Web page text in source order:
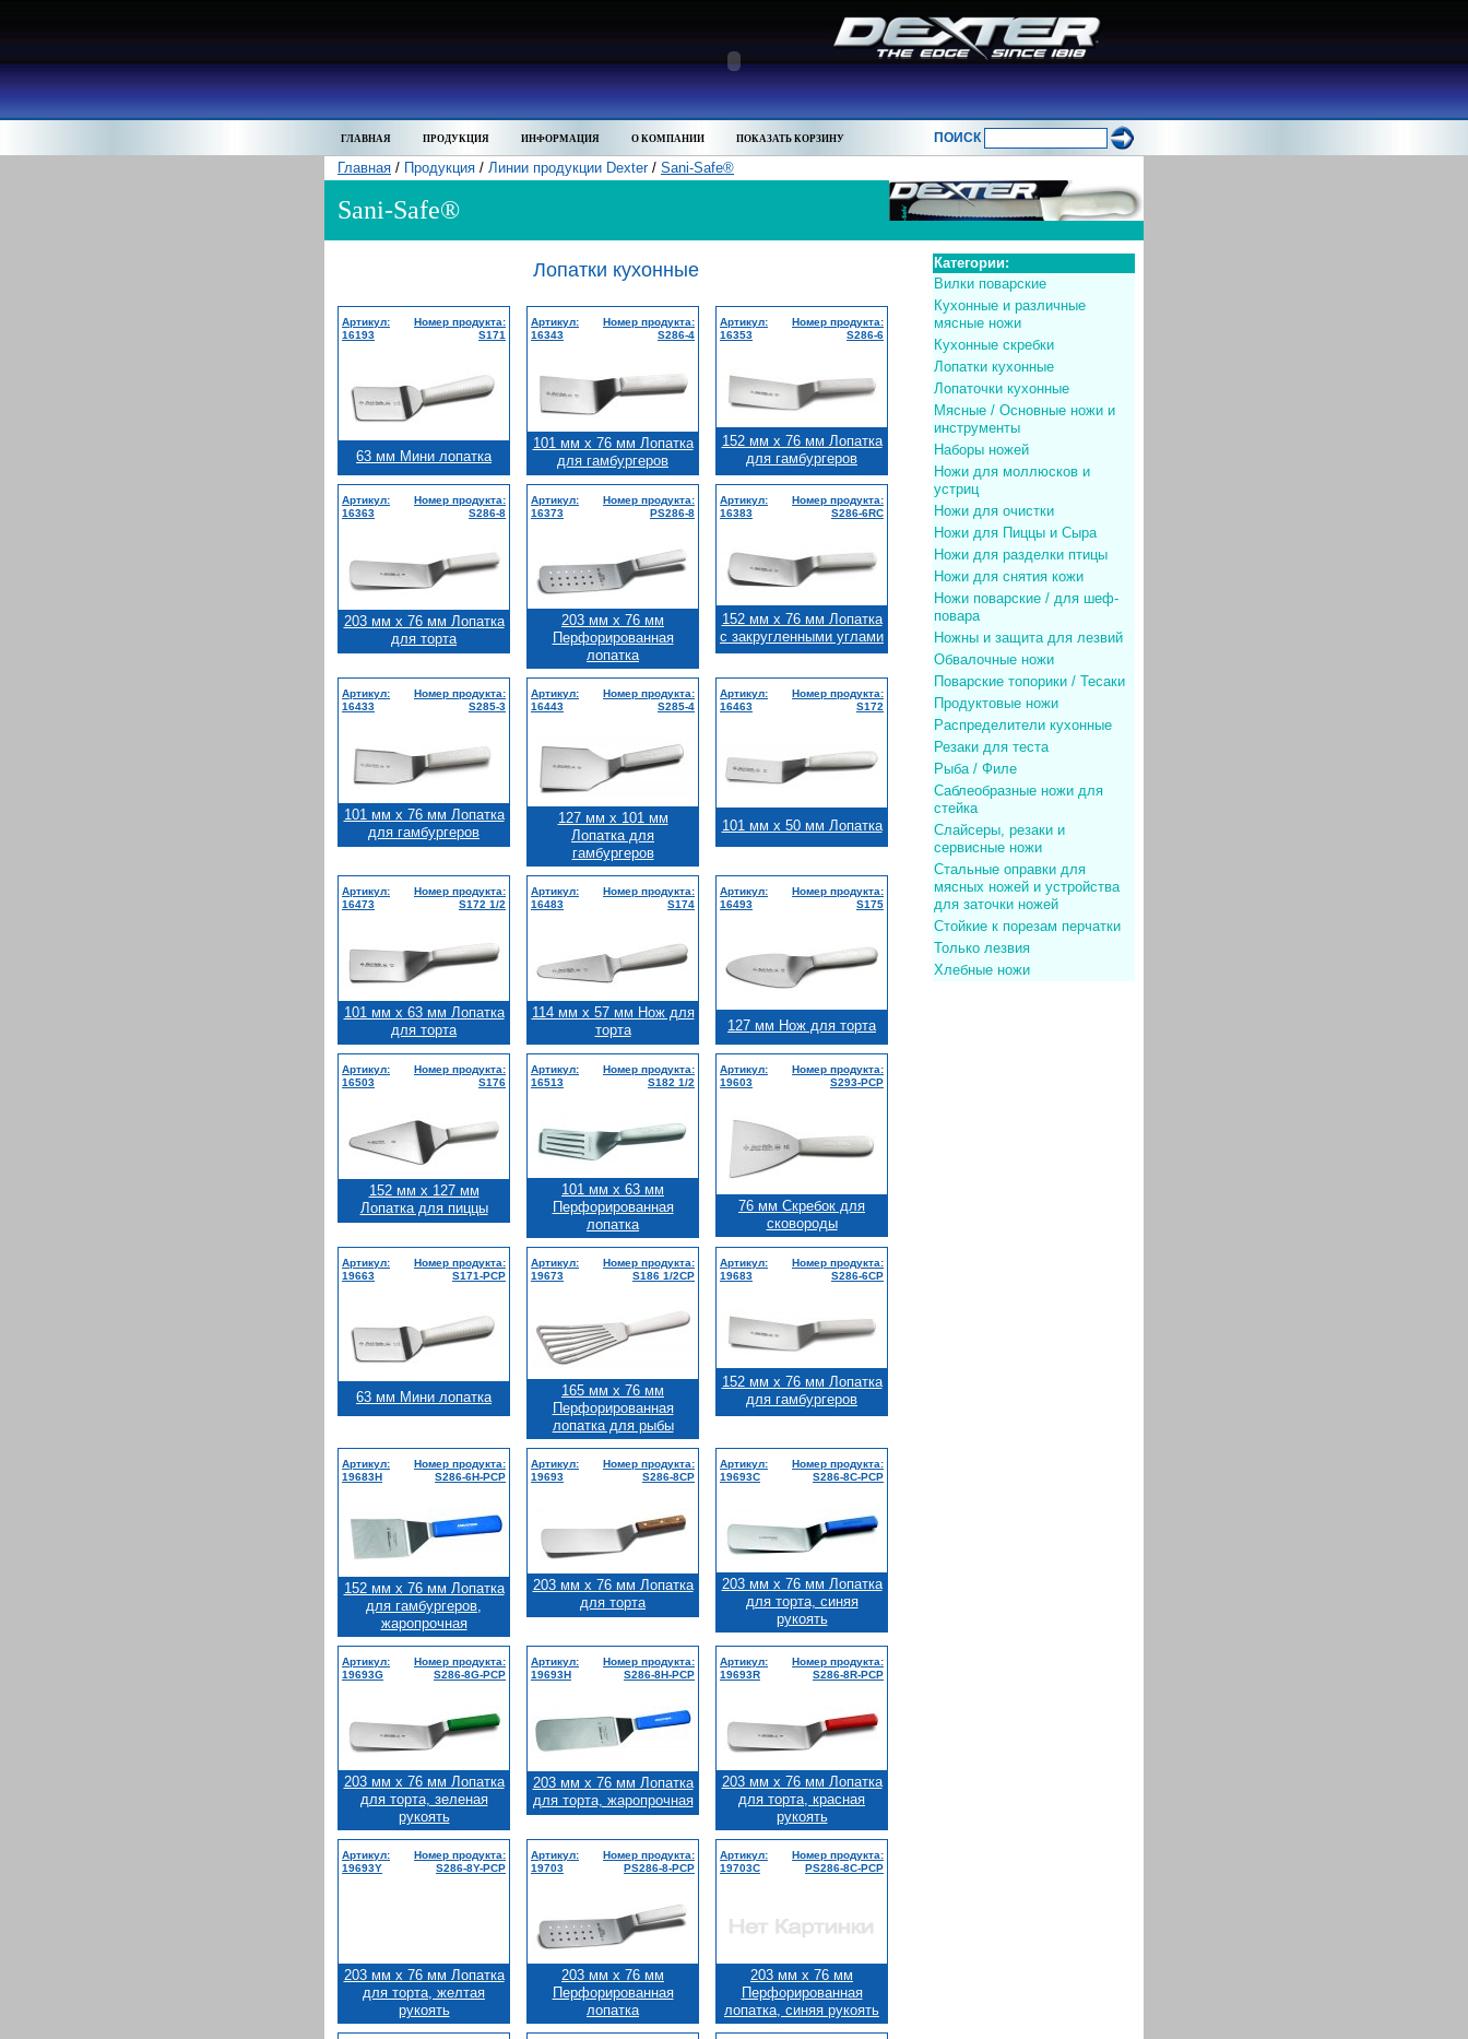
ГЛАВНАЯ ПРОДУКЦИЯ ИНФОРМАЦИЯ О КОМПАНИИ ПОКАЗАТЬ КОРЗИНУ ПОИСК
Главная / Продукция / Линии продукции Dexter/ Sani-Safe®
Sani-Safe®
Лопатки кухонные
Артикул:
16193
Номер продукта:
S171
63 мм Мини лопатка
Артикул:
16343
Номер продукта:
S286-4
101 мм x 76 мм Лопатка
для гамбургеров
Артикул:
16353
Номер продукта:
S286-6
152 мм x 76 мм Лопатка
для гамбургеров
Артикул:
16363
Номер продукта:
S286-8
203 мм x 76 мм Лопатка
для торта
Артикул:
16373
Номер продукта:
PS286-8
203 мм x 76 мм
Перфорированная
лопатка
Артикул:
16383
Номер продукта:
S286-6RC
152 мм x 76 мм Лопатка
с закругленными углами
Артикул:
16433
Номер продукта:
S285-3
101 мм x 76 мм Лопатка
для гамбургеров
Артикул:
16443
Номер продукта:
S285-4
127 мм x 101 мм
Лопатка для
гамбургеров
Артикул:
16463
Номер продукта:
S172
101 мм x 50 мм Лопатка
Артикул:
16473
Номер продукта:
S172 1/2
101 мм x 63 мм Лопатка
для торта
Артикул:
16483
Номер продукта:
S174
114 мм x 57 мм Нож для
торта
Артикул:
16493
Номер продукта:
S175
127 мм Нож для торта
Артикул:
16503
Номер продукта:
S176
152 мм x 127 мм
Лопатка для пиццы
Артикул:
16513
Номер продукта:
S182 1/2
101 мм x 63 мм
Перфорированная
лопатка
Артикул:
19603
Номер продукта:
S293-PCP
76 мм Скребок для
сковороды
Артикул:
19663
Номер продукта:
S171-PCP
63 мм Мини лопатка
Артикул:
19673
Номер продукта:
S186 1/2CP
165 мм x 76 мм
Перфорированная
лопатка для рыбы
Артикул:
19683
Номер продукта:
S286-6CP
152 мм x 76 мм Лопатка
для гамбургеров
Артикул:
19683H
Номер продукта:
S286-6H-PCP
152 мм x 76 мм Лопатка
для гамбургеров,
жаропрочная
Артикул:
19693
Номер продукта:
S286-8CP
203 мм x 76 мм Лопатка
для торта
Артикул:
19693C
Номер продукта:
S286-8C-PCP
203 мм x 76 мм Лопатка
для торта, синяя
рукоять
Артикул:
19693G
Номер продукта:
S286-8G-PCP
203 мм x 76 мм Лопатка
для торта, зеленая
рукоять
Артикул:
19693H
Номер продукта:
S286-8H-PCP
203 мм x 76 мм Лопатка
для торта, жаропрочная
Артикул:
19693R
Номер продукта:
S286-8R-PCP
203 мм x 76 мм Лопатка
для торта, красная
рукоять
Артикул:
19693Y
Номер продукта:
S286-8Y-PCP
203 мм x 76 мм Лопатка
для торта, желтая
рукоять
Артикул:
19703
Номер продукта:
PS286-8-PCP
203 мм x 76 мм
Перфорированная
лопатка
Артикул:
19703C
Номер продукта:
PS286-8C-PCP
203 мм x 76 мм
Перфорированная
лопатка, синяя рукоять
Категории:
Вилки поварские
Кухонные и различные
мясные ножи
Кухонные скребки
Лопатки кухонные
Лопаточки кухонные
Мясные / Основные ножи и
инструменты
Наборы ножей
Ножи для моллюсков и
устриц
Ножи для очистки
Ножи для Пиццы и Сыра
Ножи для разделки птицы
Ножи для снятия кожи
Ножи поварские / для шеф-
повара
Ножны и защита для лезвий
Обвалочные ножи
Поварские топорики / Тесаки
Продуктовые ножи
Распределители кухонные
Резаки для теста
Рыба / Филе
Саблеобразные ножи для
стейка
Слайсеры, резаки и
сервисные ножи
Стальные оправки для
мясных ножей и устройства
для заточки ножей
Стойкие к порезам перчатки
Только лезвия
Хлебные ножи